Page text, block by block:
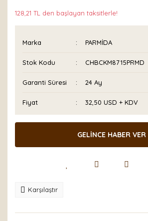
128,21 TL den başlayan taksitlerle!
Marka PARMİDA
Stok Kodu CHBCKM8715PRMD
Garanti Süresi 24 Ay
Fiyat 32,50 USD + KDV
GELİNCE HABER VER
Karşılaştır